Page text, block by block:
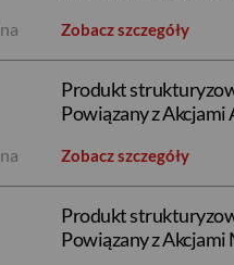
Zobacz szczegóły
Produkt
Powiązany z Akcjami
Zobacz szczegóły
Produkt
Powiązany z Akcjami